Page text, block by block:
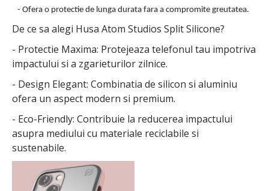
- Ofera o protectie de lunga durata fara a compromite greutatea.
De ce sa alegi Husa Atom Studios Split Silicone?
- Protectie Maxima: Protejeaza telefonul tau impotriva
impactului si a zgarieturilor zilnice.
- Design Elegant: Combinatia de silicon si aluminiu
ofera un aspect modern si premium.
- Eco-Friendly: Contribuie la reducerea impactului
asupra mediului cu materiale reciclabile si
sustenabile.